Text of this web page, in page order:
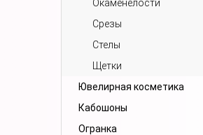
Окаменелости
Срезы
Стелы
Щетки
Ювелирная косметика
Кабошоны
Огранка